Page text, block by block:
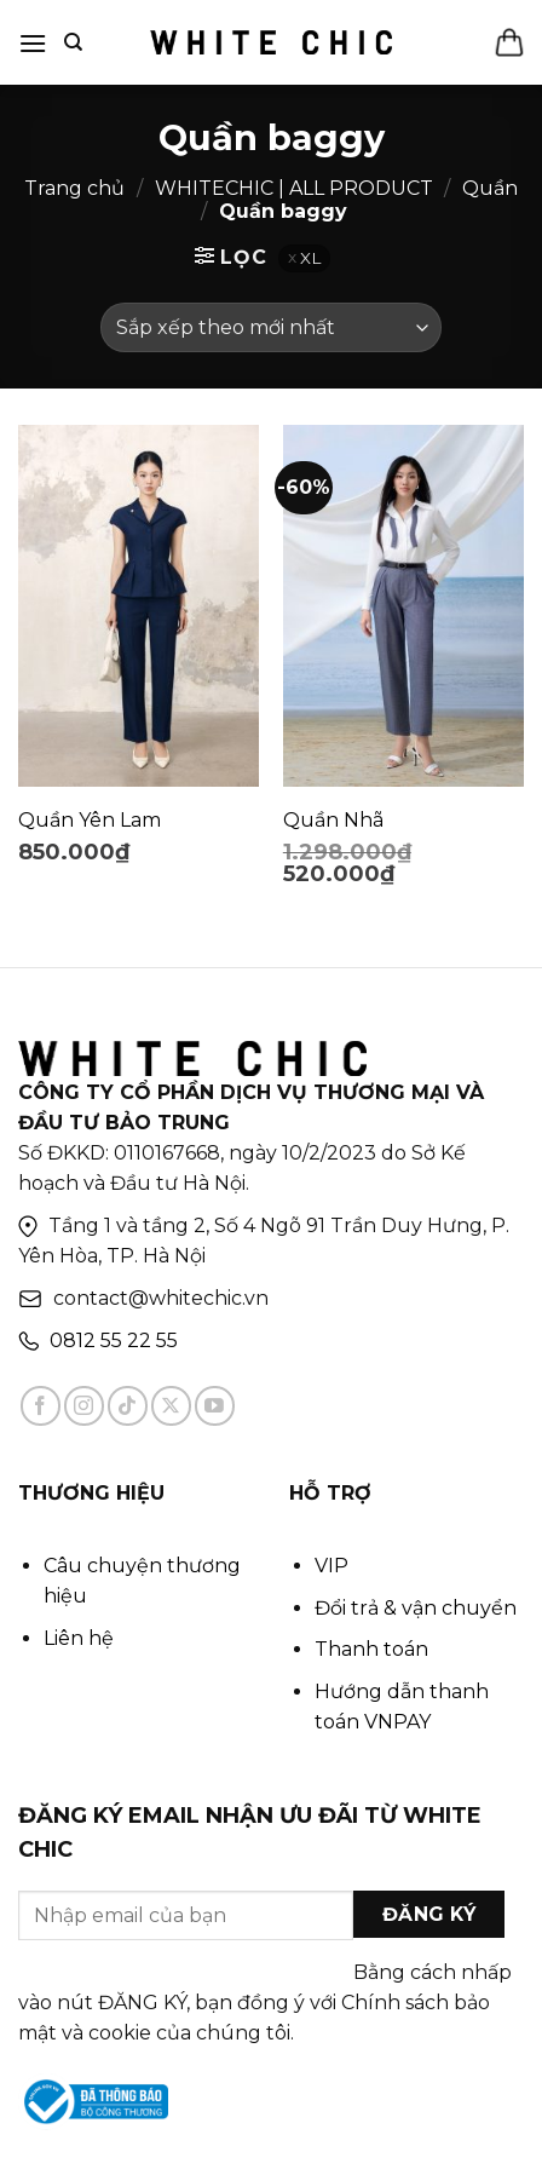
qua
Quần baggy
Trang chủ / WHITECHIC | ALL PRODUCT / Quần
/ Quần baggy
LỌC
XL
Quần Yên Lam
850.000₫
-60%
Quần Nhã
1.298.000₫
520.000₫
CÔNG TY CỔ PHẦN DỊCH VỤ THƯƠNG MẠI VÀ
ĐẦU TƯ BẢO TRUNG
Số ĐKKD: 0110167668, ngày 10/2/2023 do Sở Kế
hoạch và Đầu tư Hà Nội.
Tầng 1 và tầng 2, Số 4 Ngõ 91 Trần Duy Hưng, P.
Yên Hòa, TP. Hà Nội
contact@whitechic.vn
0812 55 22 55
THƯƠNG HIỆU
Câu chuyện thương
hiệu
Liên hệ
HỖ TRỢ
VIP
Đổi trả & vận chuyển
Thanh toán
Hướng dẫn thanh
toán VNPAY
ĐĂNG KÝ EMAIL NHẬN ƯU ĐÃI TỪ WHITE
CHIC
Bằng cách nhấp
vào nút ĐĂNG KÝ, bạn đồng ý với Chính sách bảo
mật và cookie của chúng tôi.